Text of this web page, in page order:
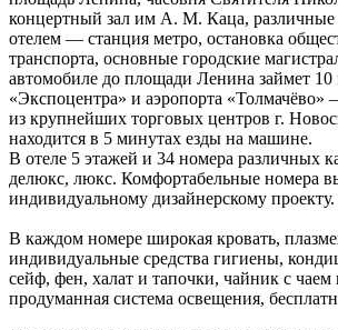
концертный зал им А. М. Каца, различные
отелем — станция метро, остановка
транспорта, основные городские
автомобиле до площади Ленина займет 10
«Экспоцентра» и аэропорта
из крупнейших торговых центров г.
находится в 5 минутах езды на машине.
В отеле 5 этажей и 34 номера различных
делюкс, люкс. Комфортабельные номера
индивидуальному дизайнерскому проекту.
В каждом номере широкая кровать,
индивидуальные средства гигиены,
сейф, фен, халат и тапочки, чайник с
продуманная система освещения,